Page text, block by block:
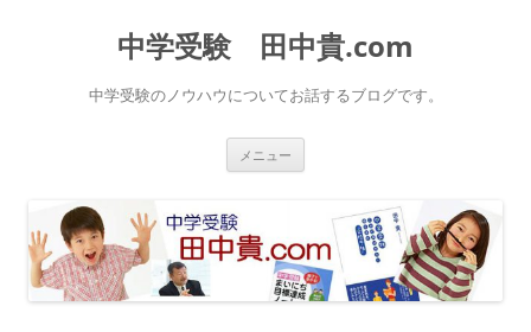
中学受験 田中貴.com
中学受験のノウハウについてお話するブログです。
メニュー
ス
キ
ッ
プ